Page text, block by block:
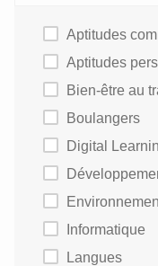
Aptitudes
Aptitudes
Bien-être au
Boulangers
Digital
Informatique
Langues